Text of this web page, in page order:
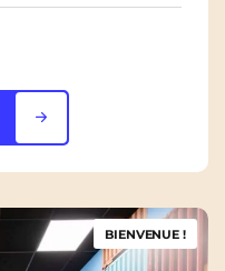
BIENVENUE !